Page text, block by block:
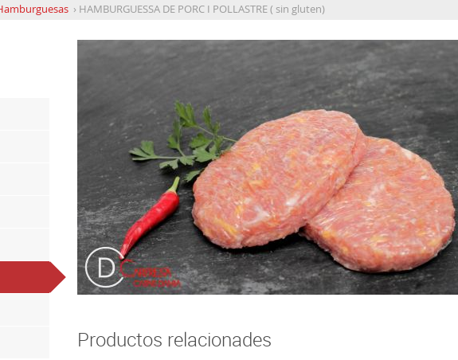
› HAMBURGUESSA DE PORC I POLLASTRE ( sin gluten)
Productos relacionades